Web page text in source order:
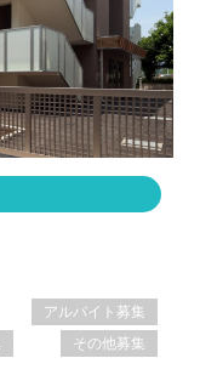
アルバイト募集
その他募集